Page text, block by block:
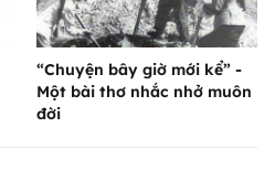
“Chuyện bây giờ mới kể” -
Một bài thơ nhắc nhở muôn
đời